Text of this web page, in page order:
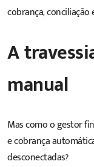
cobrança,
A
manual
Mas como o gestor
e cobrança
desconectadas?